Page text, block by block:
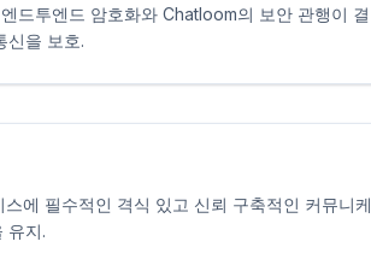
드투엔드 암호화와 Chatloom의 보안 관행이 결
신을 보호.
스에 필수적인 격식 있고 신뢰 구축적인 커뮤니케
유지.